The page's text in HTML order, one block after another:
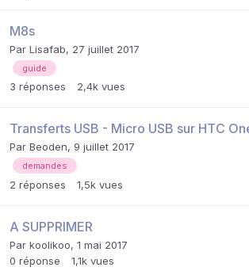
M8s
Par Lisafab, 27 juillet 2017
guide
3 réponses 2,4k vues
Transferts USB - Micro USB sur HTC
Par Beoden, 9 juillet 2017
demandes
2 réponses 1,5k vues
A SUPPRIMER
Par koolikoo, 1 mai 2017
0 réponse 1,1k vues